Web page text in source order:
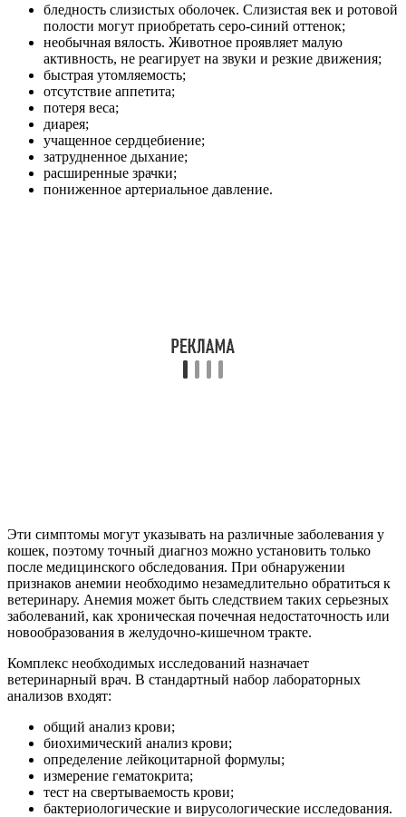
бледность слизистых оболочек. Слизистая век и ротовой
полости могут приобретать серо-синий оттенок;
необычная вялость. Животное проявляет малую
активность, не реагирует на звуки и резкие движения;
быстрая утомляемость;
отсутствие аппетита;
потеря веса;
диарея;
учащенное сердцебиение;
затрудненное дыхание;
расширенные зрачки;
пониженное артериальное давление.
Эти симптомы могут указывать на различные заболевания у
кошек, поэтому точный диагноз можно установить только
после медицинского обследования. При обнаружении
признаков анемии необходимо незамедлительно обратиться к
ветеринару. Анемия может быть следствием таких серьезных
заболеваний, как хроническая почечная недостаточность или
новообразования в желудочно-кишечном тракте.
Комплекс необходимых исследований назначает
ветеринарный врач. В стандартный набор лабораторных
анализов входят:
общий анализ крови;
биохимический анализ крови;
определение лейкоцитарной формулы;
измерение гематокрита;
тест на свертываемость крови;
бактериологические и вирусологические исследования.